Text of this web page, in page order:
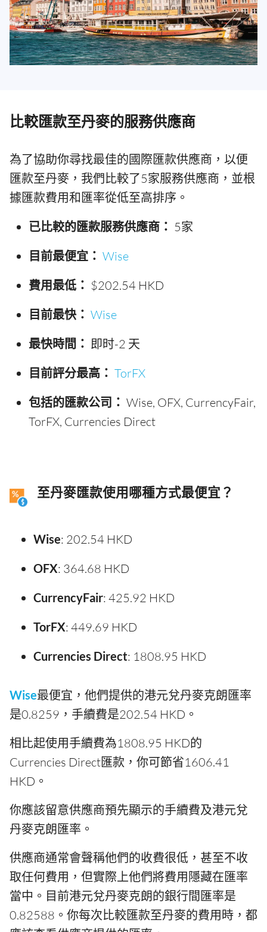
比較匯款至丹麥的服務供應商
為了協助你尋找最佳的國際匯款供應商，以便
匯款至丹麥，我們比較了5家服務供應商，並根
據匯款費用和匯率從低至高排序。
已比較的匯款服務供應商： 5家
目前最便宜： Wise
費用最低： $202.54 HKD
目前最快： Wise
最快時間： 即时-2 天
目前評分最高： TorFX
包括的匯款公司： Wise, OFX, CurrencyFair,
TorFX, Currencies Direct
至丹麥匯款使用哪種方式最便宜？
Wise: 202.54 HKD
OFX: 364.68 HKD
CurrencyFair: 425.92 HKD
TorFX: 449.69 HKD
Currencies Direct: 1808.95 HKD
Wise最便宜，他們提供的港元兌丹麥克朗匯率
是0.8259，手續費是202.54 HKD。
相比起使用手續費為1808.95 HKD的
Currencies Direct匯款，你可節省1606.41
HKD。
你應該留意供應商預先顯示的手續費及港元兌
丹麥克朗匯率。
供應商通常會聲稱他們的收費很低，甚至不收
取任何費用，但實際上他們將費用隱藏在匯率
當中。目前港元兌丹麥克朗的銀行間匯率是
0.82588。你每次比較匯款至丹麥的費用時，都